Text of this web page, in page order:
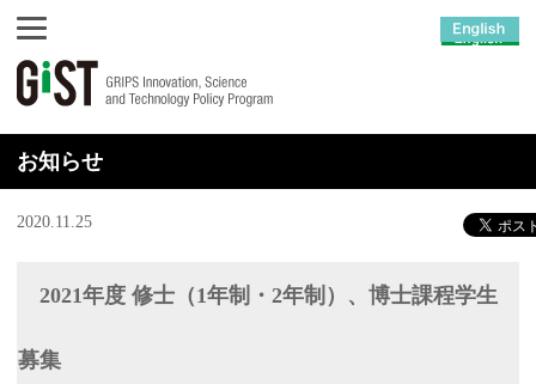
お知らせ
2020.11.25
2021年度 修士（1年制・2年制）、博士課程学生
募集